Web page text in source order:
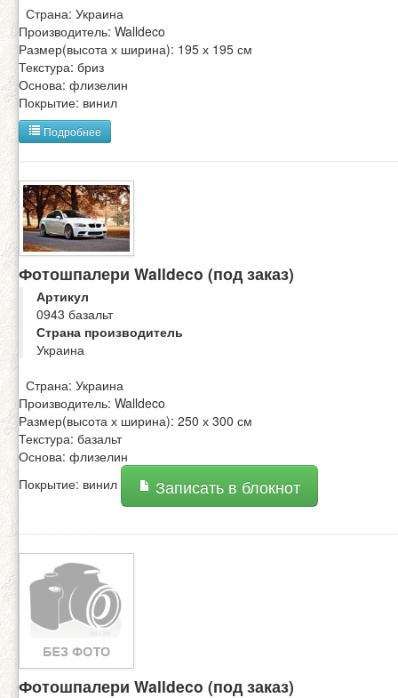
Страна: Украина
Производитель: Walldeco
Размер(высота х ширина): 195 х 195 см
Текстура: бриз
Основа: флизелин
Покрытие: винил
Подробнее
Фотошпалери Walldeco (под заказ)
Артикул
0943 базальт
Страна производитель
Украина
Страна: Украина
Производитель: Walldeco
Размер(высота х ширина): 250 х 300 см
Текстура: базальт
Основа: флизелин
Покрытие: винил
Записать в блокнот
Фотошпалери Walldeco (под заказ)